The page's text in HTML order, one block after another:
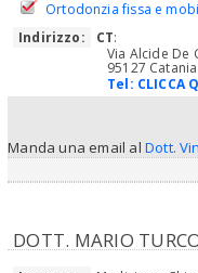
Ortodonzia fissa e
Indirizzo:
CT:
Via Alcide De
95127 Catania
Tel: CLICCA
Manda una email al Dott.
DOTT. MARIO